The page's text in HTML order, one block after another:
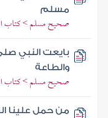
مسلم
صحيح مسلم > كتاب
بايعت النبي
والطاعة
صحيح مسلم > كتاب
من حمل علينا